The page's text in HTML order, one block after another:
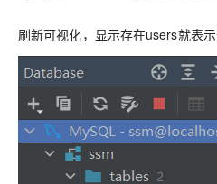
刷新可视化，显示存在users就表